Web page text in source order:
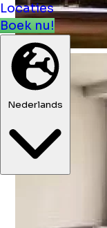
Evenementen
Locaties
Boek nu!